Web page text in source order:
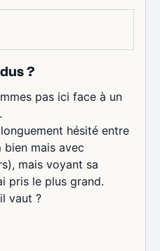
?
pas ici face à un
hésité entre
mais avec
mais voyant sa
pris le plus grand.
vaut ?